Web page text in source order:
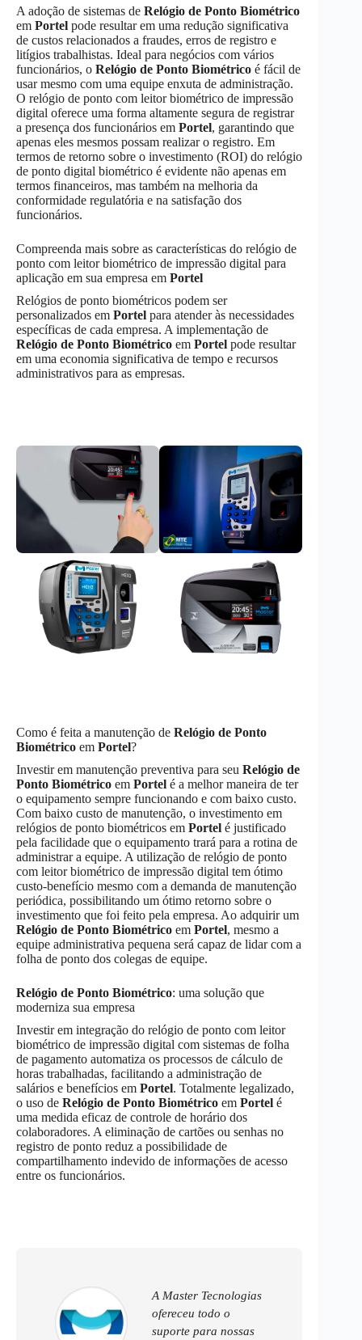
A adoção de sistemas de Relógio de Ponto Biométrico
em Portel pode resultar em uma redução significativa
de custos relacionados a fraudes, erros de registro e
litígios trabalhistas. Ideal para negócios com vários
funcionários, o Relógio de Ponto Biométrico é fácil de
usar mesmo com uma equipe enxuta de administração.
O relógio de ponto com leitor biométrico de impressão
digital oferece uma forma altamente segura de registrar
a presença dos funcionários em Portel, garantindo que
apenas eles mesmos possam realizar o registro. Em
termos de retorno sobre o investimento (ROI) do relógio
de ponto digital biométrico é evidente não apenas em
termos financeiros, mas também na melhoria da
conformidade regulatória e na satisfação dos
funcionários.
Compreenda mais sobre as características do relógio de
ponto com leitor biométrico de impressão digital para
aplicação em sua empresa em Portel
Relógios de ponto biométricos podem ser
personalizados em Portel para atender às necessidades
específicas de cada empresa. A implementação de
Relógio de Ponto Biométrico em Portel pode resultar
em uma economia significativa de tempo e recursos
administrativos para as empresas.
Como é feita a manutenção de Relógio de Ponto
Biométrico em Portel?
Investir em manutenção preventiva para seu Relógio de
Ponto Biométrico em Portel é a melhor maneira de ter
o equipamento sempre funcionando e com baixo custo.
Com baixo custo de manutenção, o investimento em
relógios de ponto biométricos em Portel é justificado
pela facilidade que o equipamento trará para a rotina de
administrar a equipe. A utilização de relógio de ponto
com leitor biométrico de impressão digital tem ótimo
custo-benefício mesmo com a demanda de manutenção
periódica, possibilitando um ótimo retorno sobre o
investimento que foi feito pela empresa. Ao adquirir um
Relógio de Ponto Biométrico em Portel, mesmo a
equipe administrativa pequena será capaz de lidar com a
folha de ponto dos colegas de equipe.
Relógio de Ponto Biométrico: uma solução que
moderniza sua empresa
Investir em integração do relógio de ponto com leitor
biométrico de impressão digital com sistemas de folha
de pagamento automatiza os processos de cálculo de
horas trabalhadas, facilitando a administração de
salários e benefícios em Portel. Totalmente legalizado,
o uso de Relógio de Ponto Biométrico em Portel é
uma medida eficaz de controle de horário dos
colaboradores. A eliminação de cartões ou senhas no
registro de ponto reduz a possibilidade de
compartilhamento indevido de informações de acesso
entre os funcionários.
A Master Tecnologias
ofereceu todo o
suporte para nossas